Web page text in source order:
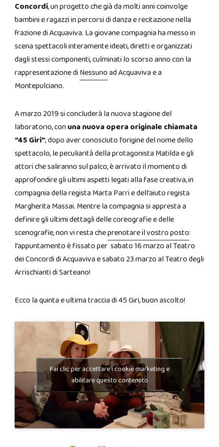
Concordi, un progetto che già da molti anni coinvolge
bambini e ragazzi in percorsi di danza e recitazione nella
frazione di Acquaviva. La giovane compagnia ha messo in
scena spettacoli interamente ideati, diretti e organizzati
dagli stessi componenti, culminati lo scorso anno con la
rappresentazione diNessunoad Acquaviva e a
Montepulciano.
A marzo 2019 si concluderà la nuova stagione del
laboratorio, conuna nuova opera originale chiamata
“45 Giri”; dopo aver conosciuto l’origine del nome dello
spettacolo, le peculiarità della protagonista Matilda e gli
attori che saliranno sul palco, è arrivato il momento di
approfondire gli ultimi aspetti legati alla fase creativa, in
compagnia della regista Marta Parri e dell’aiuto regista
Margherita Massai. Mentre la compagnia si appresta a
definire gli ultimi dettagli delle coreografie e delle
scenografie, non vi resta cheprenotare il vostro posto:
l’appuntamento è fissato per sabato 16 marzo al Teatro
dei Concordi di Acquaviva e sabato 23 marzo al Teatro degli
Arrischianti di Sarteano!
Ecco la quinta e ultima traccia di 45 Giri, buon ascolto!
Fai clic per accettare i cookie marketing e
abilitare questo contenuto